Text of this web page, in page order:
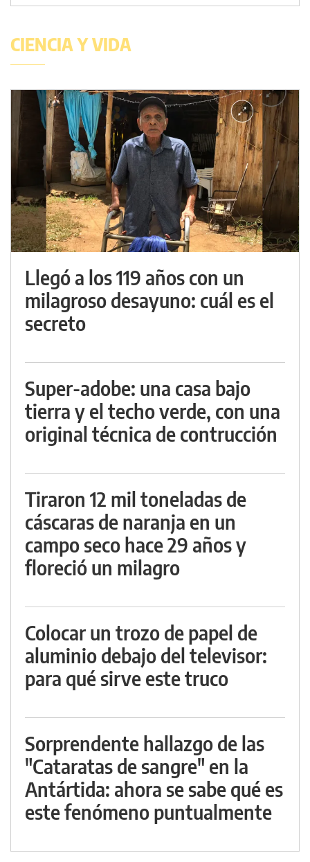
CIENCIA Y VIDA
Llegó a los 119 años con un
milagroso desayuno: cuál es el
secreto
Super-adobe: una casa bajo
tierra y el techo verde, con una
original técnica de contrucción
Tiraron 12 mil toneladas de
cáscaras de naranja en un
campo seco hace 29 años y
floreció un milagro
Colocar un trozo de papel de
aluminio debajo del televisor:
para qué sirve este truco
Sorprendente hallazgo de las
"Cataratas de sangre" en la
Antártida: ahora se sabe qué es
este fenómeno puntualmente